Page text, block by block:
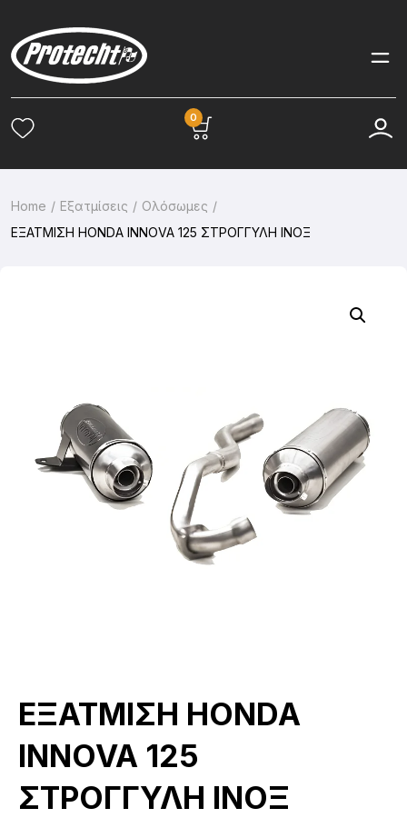
0
Home Εξατμίσεις
Ολόσωμες
ΕΞΑΤΜΙΣΗ HONDA INNOVA 125 ΣΤΡΟΓΓΥΛΗ ΙΝΟΞ
ΕΞΑΤΜΙΣΗ HONDA
INNOVA 125
ΣΤΡΟΓΓΥΛΗ ΙΝΟΞ